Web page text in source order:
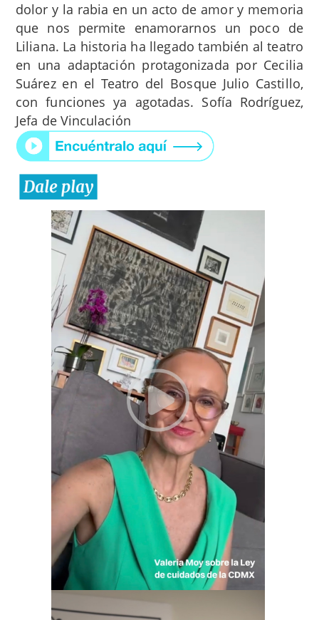
dolor y la rabia en un acto de amor y memoria
que nos permite enamorarnos un poco de
Liliana. La historia ha llegado también al teatro
en una adaptación protagonizada por Cecilia
Suárez en el Teatro del Bosque Julio Castillo,
con funciones ya agotadas. Sofía Rodríguez,
Jefa de Vinculación